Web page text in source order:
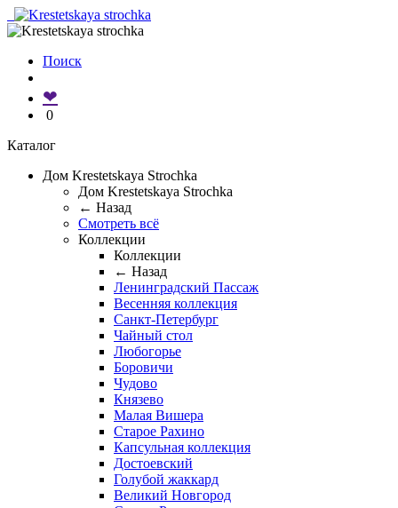
Поиск
❤
0
Каталог
Дом Krestetskaya Strochka
Дом Krestetskaya Strochka
← Назад
Смотреть всё
Коллекции
Коллекции
← Назад
Ленинградский Пассаж
Весенняя коллекция
Санкт-Петербург
Чайный стол
Любогорье
Боровичи
Чудово
Князево
Малая Вишера
Старое Рахино
Капсульная коллекция
Достоевский
Голубой жаккард
Великий Новгород